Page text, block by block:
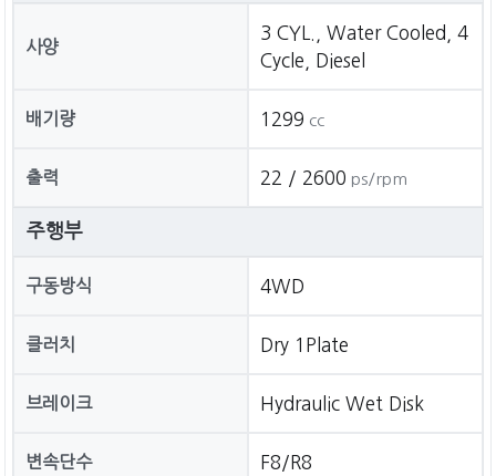
사양
3 CYL., Water Cooled, 4
Cycle, Diesel
배기량 1299 cc
출력 22 / 2600 ps/rpm
주행부
구동방식 4WD
클러치 Dry 1Plate
브레이크 Hydraulic Wet Disk
변속단수 F8/R8